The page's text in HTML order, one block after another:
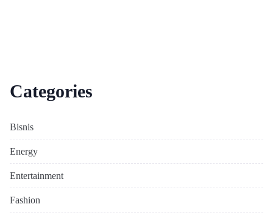
Categories
Bisnis
Energy
Entertainment
Fashion